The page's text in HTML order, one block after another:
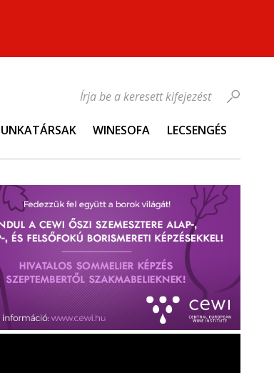
WINESOFA LECSENGÉS
Írja be a keresett kifejezést